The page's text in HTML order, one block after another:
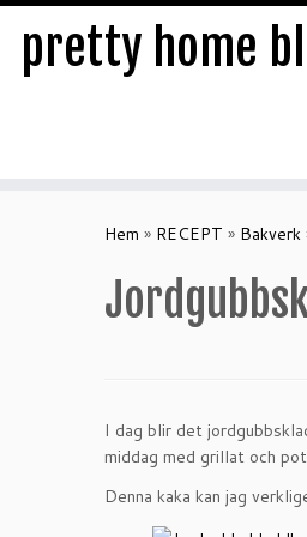
pretty home
Hem » RECEPT » Bakverk
I dag blir det
middag med grillat och
Denna kaka kan jag